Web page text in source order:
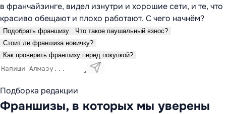
в франчайзинге, видел изнутри и хорошие сети, и те, что
красиво обещают и плохо работают. С чего начнём?
Подобрать франшизу
Что такое паушальный взнос?
Стоит ли франшиза новичку?
Как проверить франшизу перед покупкой?
Подборка редакции
Франшизы, в которых мы уверены